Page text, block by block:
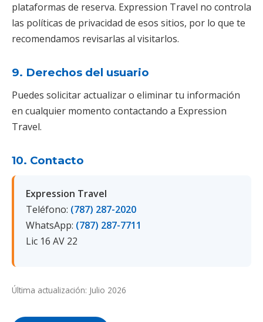
plataformas de reserva. Expression Travel no controla
las políticas de privacidad de esos sitios, por lo que te
recomendamos revisarlas al visitarlos.
9. Derechos del usuario
Puedes solicitar actualizar o eliminar tu información
en cualquier momento contactando a Expression
Travel.
10. Contacto
Expression Travel
Teléfono: (787) 287-2020
WhatsApp: (787) 287-7711
Lic 16 AV 22
Última actualización: Julio 2026